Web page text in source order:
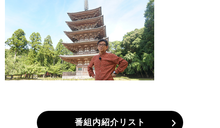
番組内紹介リスト